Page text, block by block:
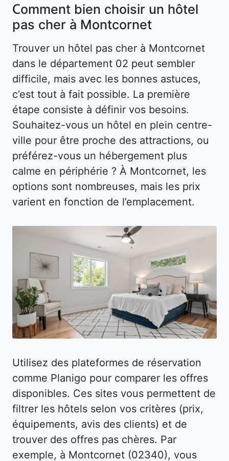
Comment bien choisir un hôtel
pas cher à Montcornet
Trouver un hôtel pas cher à Montcornet
dans le département 02 peut sembler
difficile, mais avec les bonnes astuces,
c’est tout à fait possible. La première
étape consiste à définir vos besoins.
Souhaitez-vous un hôtel en plein centre-
ville pour être proche des attractions, ou
préférez-vous un hébergement plus
calme en périphérie ? À Montcornet, les
options sont nombreuses, mais les prix
varient en fonction de l’emplacement.
Utilisez des plateformes de réservation
comme Planigo pour comparer les offres
disponibles. Ces sites vous permettent de
filtrer les hôtels selon vos critères (prix,
équipements, avis des clients) et de
trouver des offres pas chères. Par
exemple, à Montcornet (02340), vous